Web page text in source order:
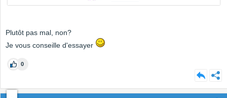
Plutôt pas mal, non?
Je vous conseille d'essayer
0